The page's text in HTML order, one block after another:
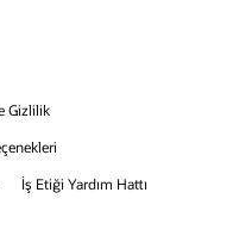
Gizlilik
İş Etiği Yardım Hattı